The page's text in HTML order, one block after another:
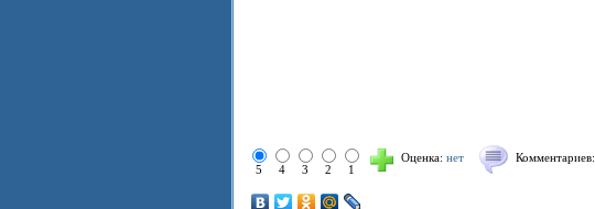
5 4 3 2 1
Оценка: нет Комментариев: